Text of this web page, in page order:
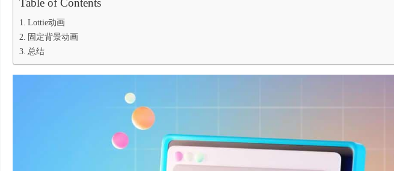
Table of Contents
Lottie动画
固定背景动画
总结